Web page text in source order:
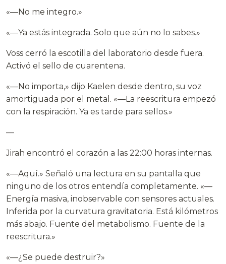
«—No me integro.»
«—Ya estás integrada. Solo que aún no lo sabes.»
Voss cerró la escotilla del laboratorio desde fuera.
Activó el sello de cuarentena.
«—No importa,» dijo Kaelen desde dentro, su voz
amortiguada por el metal. «—La reescritura empezó
con la respiración. Ya es tarde para sellos.»
—
Jirah encontró el corazón a las 22:00 horas internas.
«—Aquí.» Señaló una lectura en su pantalla que
ninguno de los otros entendía completamente. «—
Energía masiva, inobservable con sensores actuales.
Inferida por la curvatura gravitatoria. Está kilómetros
más abajo. Fuente del metabolismo. Fuente de la
reescritura.»
«—¿Se puede destruir?»